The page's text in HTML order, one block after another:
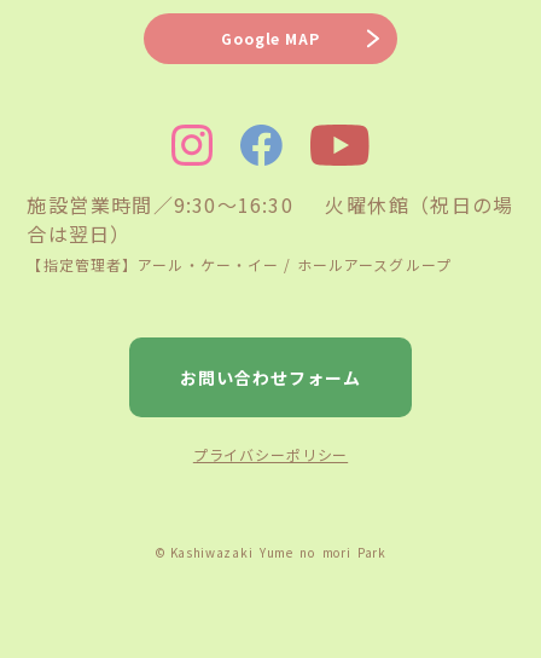
Google MAP
お問い合わせフォーム
プライバシーポリシー
施設営業時間／9:30〜16:30 火曜休館（祝日の場
合は翌日）
【指定管理者】アール・ケー・イー / ホールアースグループ
© Kashiwazaki Yume no mori Park